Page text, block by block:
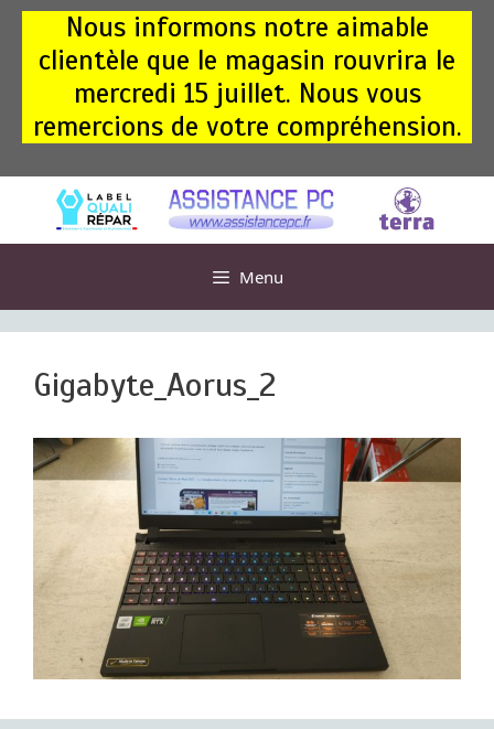
Aller
contenu
Nous informons notre aimable
clientèle que le magasin rouvrira le
mercredi 15 juillet. Nous vous
remercions de votre compréhension.
Menu
Gigabyte_Aorus_2